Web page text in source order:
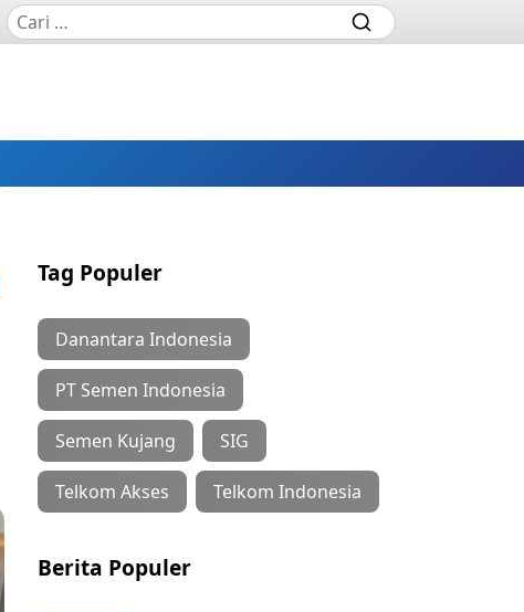
Tag Populer
Danantara Indonesia
PT Semen Indonesia
Semen Kujang SIG
Telkom Akses Telkom Indonesia
Berita Populer